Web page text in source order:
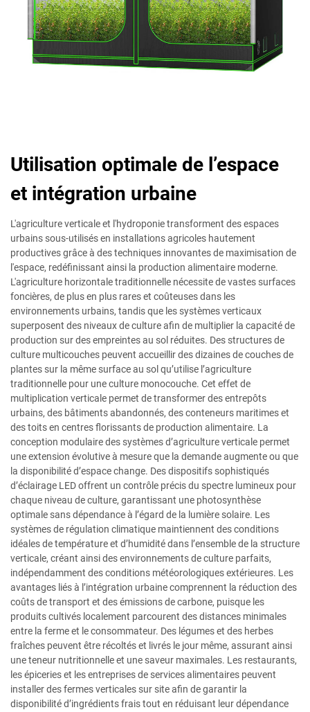
Utilisation optimale de l’espace
et intégration urbaine
L'agriculture verticale et l'hydroponie transforment des espaces
urbains sous-utilisés en installations agricoles hautement
productives grâce à des techniques innovantes de maximisation de
l'espace, redéfinissant ainsi la production alimentaire moderne.
L'agriculture horizontale traditionnelle nécessite de vastes surfaces
foncières, de plus en plus rares et coûteuses dans les
environnements urbains, tandis que les systèmes verticaux
superposent des niveaux de culture afin de multiplier la capacité de
production sur des empreintes au sol réduites. Des structures de
culture multicouches peuvent accueillir des dizaines de couches de
plantes sur la même surface au sol qu’utilise l’agriculture
traditionnelle pour une culture monocouche. Cet effet de
multiplication verticale permet de transformer des entrepôts
urbains, des bâtiments abandonnés, des conteneurs maritimes et
des toits en centres florissants de production alimentaire. La
conception modulaire des systèmes d’agriculture verticale permet
une extension évolutive à mesure que la demande augmente ou que
la disponibilité d’espace change. Des dispositifs sophistiqués
d’éclairage LED offrent un contrôle précis du spectre lumineux pour
chaque niveau de culture, garantissant une photosynthèse
optimale sans dépendance à l’égard de la lumière solaire. Les
systèmes de régulation climatique maintiennent des conditions
idéales de température et d’humidité dans l’ensemble de la structure
verticale, créant ainsi des environnements de culture parfaits,
indépendamment des conditions météorologiques extérieures. Les
avantages liés à l’intégration urbaine comprennent la réduction des
coûts de transport et des émissions de carbone, puisque les
produits cultivés localement parcourent des distances minimales
entre la ferme et le consommateur. Des légumes et des herbes
fraîches peuvent être récoltés et livrés le jour même, assurant ainsi
une teneur nutritionnelle et une saveur maximales. Les restaurants,
les épiceries et les entreprises de services alimentaires peuvent
installer des fermes verticales sur site afin de garantir la
disponibilité d’ingrédients frais tout en réduisant leur dépendance